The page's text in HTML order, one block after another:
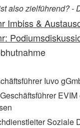
also zielführend? -
Imbiss &
Iuvo
Soziale